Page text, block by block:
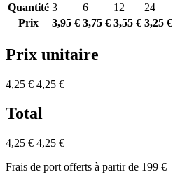
Quantité 3 6 12
24
Prix
3,95 € 3,75 € 3,55 € 3,25 €
Prix unitaire
4,25 € 4,25 €
Total
4,25 € 4,25 €
Frais de port offerts à partir de 199 €